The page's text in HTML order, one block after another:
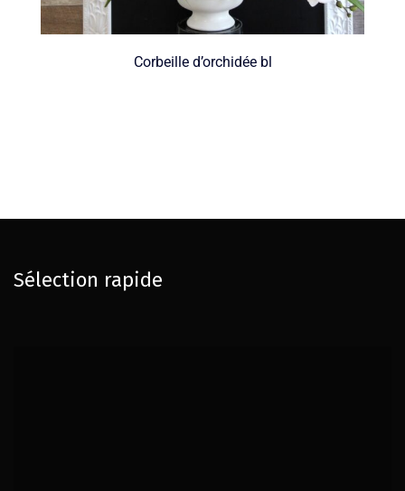
Corbeille d’orchidée bl
Sélection rapide